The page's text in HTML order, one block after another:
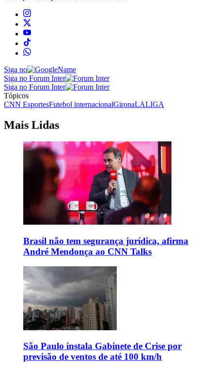
Siga no
Siga no Forum Inter
Siga no Forum Inter
Tópicos
CNN EsportesFutebol internacionalGironaLALIGA
Mais Lidas
Brasil não tem segurança jurídica, afirma
André Mendonça ao CNN Talks
São Paulo instala Gabinete de Crise por
previsão de ventos de até 100 km/h